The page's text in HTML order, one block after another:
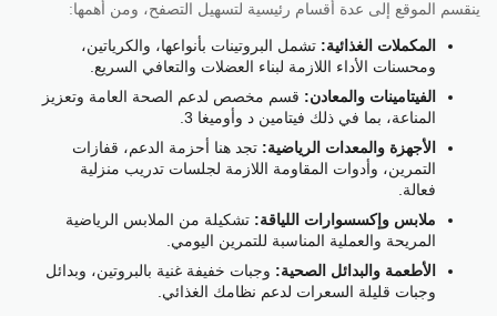
ينقسم الموقع إلى عدة أقسام رئيسية لتسهيل التصفح، ومن أهمها:
المكملات الغذائية: تشمل البروتينات بأنواعها، والكرياتين،
ومحسنات الأداء اللازمة لبناء العضلات والتعافي السريع.
الفيتامينات والمعادن: قسم مخصص لدعم الصحة العامة وتعزيز
المناعة، بما في ذلك فيتامين د وأوميغا 3.
الأجهزة والمعدات الرياضية: تجد هنا أحزمة الدعم، قفازات
التمرين، وأدوات المقاومة اللازمة لجلسات تدريب منزلية
فعالة.
ملابس وإكسسوارات اللياقة: تشكيلة من الملابس الرياضية
المريحة والعملية المناسبة للتمرين اليومي.
الأطعمة والبدائل الصحية: وجبات خفيفة غنية بالبروتين، وبدائل
وجبات قليلة السعرات لدعم نظامك الغذائي.